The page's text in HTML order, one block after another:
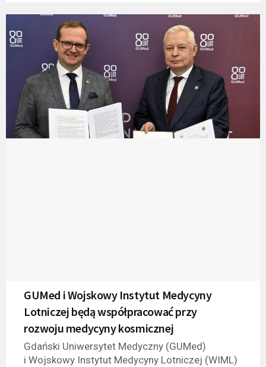
GUMed i Wojskowy Instytut Medycyny
Lotniczej będą współpracować przy
rozwoju medycyny kosmicznej
Gdański Uniwersytet Medyczny (GUMed)
i Wojskowy Instytut Medycyny Lotniczej (WIML)